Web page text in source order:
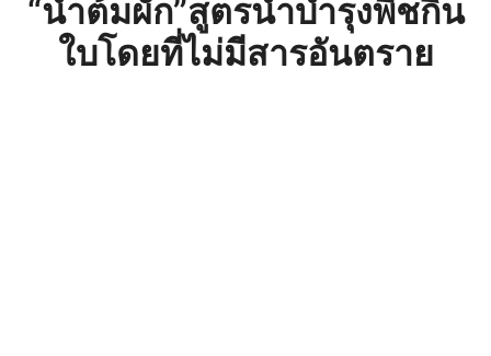
“น้ำต้มผัก”สูตรน้ำบำรุงพืชกิน
ใบโดยที่ไม่มีสารอันตราย